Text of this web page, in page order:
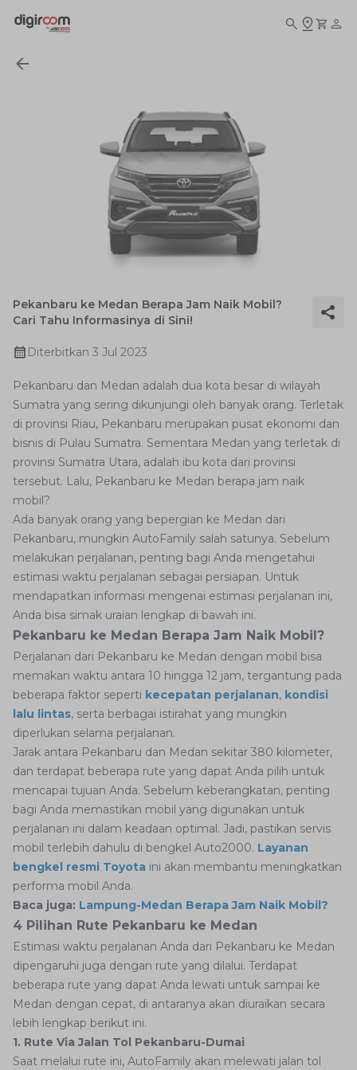
Pekanbaru ke Medan Berapa Jam Naik Mobil?
Cari Tahu Informasinya di Sini!
Diterbitkan 3 Jul 2023
Pekanbaru dan Medan adalah dua kota besar di wilayah
Sumatra yang sering dikunjungi oleh banyak orang. Terletak
di provinsi Riau, Pekanbaru merupakan pusat ekonomi dan
bisnis di Pulau Sumatra. Sementara Medan yang terletak di
provinsi Sumatra Utara, adalah ibu kota dari provinsi
tersebut. Lalu, Pekanbaru ke Medan berapa jam naik
mobil?
Ada banyak orang yang bepergian ke Medan dari
Pekanbaru, mungkin AutoFamily salah satunya. Sebelum
melakukan perjalanan, penting bagi Anda mengetahui
estimasi waktu perjalanan sebagai persiapan. Untuk
mendapatkan informasi mengenai estimasi perjalanan ini,
Anda bisa simak uraian lengkap di bawah ini.
Pekanbaru ke Medan Berapa Jam Naik Mobil?
Perjalanan dari Pekanbaru ke Medan dengan mobil bisa
memakan waktu antara 10 hingga 12 jam, tergantung pada
beberapa faktor seperti kecepatan perjalanan, kondisi
lalu lintas, serta berbagai istirahat yang mungkin
diperlukan selama perjalanan.
Jarak antara Pekanbaru dan Medan sekitar 380 kilometer,
dan terdapat beberapa rute yang dapat Anda pilih untuk
mencapai tujuan Anda. Sebelum keberangkatan, penting
bagi Anda memastikan mobil yang digunakan untuk
perjalanan ini dalam keadaan optimal. Jadi, pastikan servis
mobil terlebih dahulu di bengkel Auto2000. Layanan
bengkel resmi Toyota ini akan membantu meningkatkan
performa mobil Anda.
Baca juga: Lampung-Medan Berapa Jam Naik Mobil?
4 Pilihan Rute Pekanbaru ke Medan
Estimasi waktu perjalanan Anda dari Pekanbaru ke Medan
dipengaruhi juga dengan rute yang dilalui. Terdapat
beberapa rute yang dapat Anda lewati untuk sampai ke
Medan dengan cepat, di antaranya akan diuraikan secara
lebih lengkap berikut ini.
1. Rute Via Jalan Tol Pekanbaru-Dumai
Saat melalui rute ini, AutoFamily akan melewati jalan tol